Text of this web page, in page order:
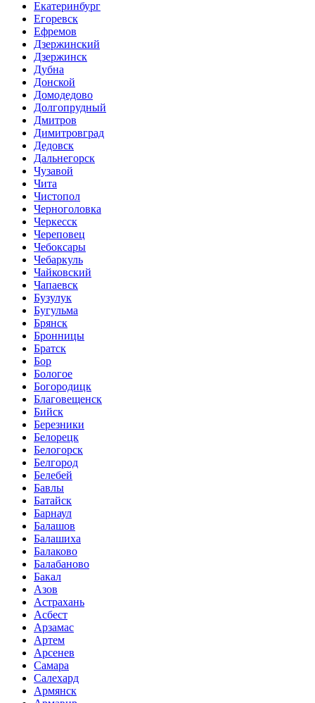
Екатеринбург
Егоревск
Ефремов
Дзержинский
Дзержинск
Дубна
Донской
Домодедово
Долгопрудный
Дмитров
Димитровград
Дедовск
Дальнегорск
Чузавой
Чита
Чистопол
Черноголовка
Черкесск
Череповец
Чебоксары
Чебаркуль
Чайковский
Чапаевск
Бузулук
Бугульма
Брянск
Бронницы
Братск
Бор
Бологое
Богородицк
Благовещенск
Бийск
Березники
Белорецк
Белогорск
Белгород
Белебей
Бавлы
Батайск
Барнаул
Балашов
Балашиха
Балаково
Балабаново
Бакал
Азов
Астрахань
Асбест
Арзамас
Артем
Арсенев
Самара
Салехард
Армянск